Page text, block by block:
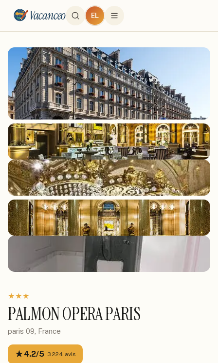
Vacanceo EL
★★★
PALMON OPERA PARIS
paris 09, France
★4.2/5· 3 224 avis